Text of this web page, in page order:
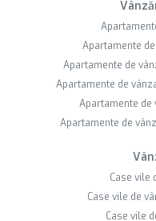
Apartamente
Apartamente de
Apartamente de
Apartamente de
Apartamente de
Case vile
Case vile de
Case vile